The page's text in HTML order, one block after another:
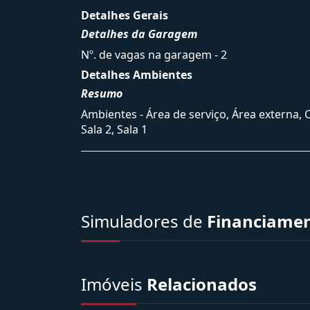
Detalhes Gerais
Detalhes da Garagem
Nº. de vagas na garagem - 2
Detalhes Ambientes
Resumo
Ambientes - Área de serviço, Área externa,
Sala 2, Sala 1
Simuladores de
Imóveis Relacionados